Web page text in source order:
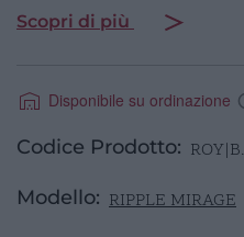
Scopri di più
Disponibile su ordinazione
Codice Prodotto:
Modello: RIPPLE MIRAGE